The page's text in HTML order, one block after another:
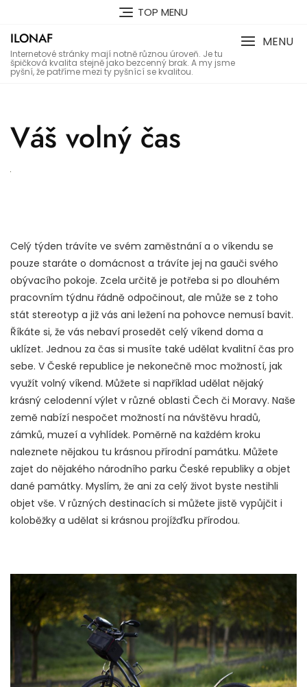
content
TOP MENU
ILONAF
Internetové stránky mají notně různou úroveň. Je tu
špičková kvalita stejně jako bezcenný brak. A my jsme
pyšní, že patříme mezi ty pyšnící se kvalitou.
MENU
Váš volný čas
Celý týden trávíte ve svém zaměstnání a o víkendu se
pouze staráte o domácnost a trávíte jej na gauči svého
obývacího pokoje. Zcela určitě je potřeba si po dlouhém
pracovním týdnu řádně odpočinout, ale může se z toho
stát stereotyp a již vás ani ležení na pohovce nemusí bavit.
Říkáte si, že vás nebaví prosedět celý víkend doma a
uklízet. Jednou za čas si musíte také udělat kvalitní čas pro
sebe. V České republice je nekonečně moc možností, jak
využít volný víkend. Můžete si například udělat nějaký
krásný celodenní výlet v různé oblasti Čech či Moravy. Naše
země nabízí nespočet možností na návštěvu hradů,
zámků, muzeí a vyhlídek. Poměrně na každém kroku
naleznete nějakou tu krásnou přírodní památku. Můžete
zajet do nějakého národního parku České republiky a objet
dané památky. Myslím, že ani za celý život byste nestihli
objet vše. V různých destinacích si můžete jistě vypůjčit i
koloběžky a udělat si krásnou projížďku přírodou.